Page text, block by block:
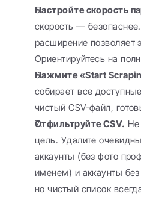
Настройте скорость
скорость —
расширение позволяет
Ориентируйтесь на
Нажмите «Start
собирает все
чистый CSV-файл,
Отфильтруйте CSV.
цель. Удалите
аккаунты (без фото
именем) и аккаунты
но чистый список